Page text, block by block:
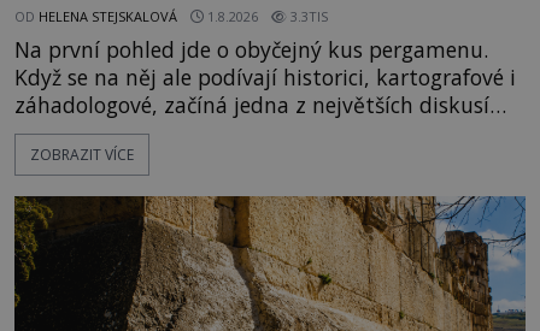
OD HELENA STEJSKALOVÁ 1.8.2026 3.3TIS
Na první pohled jde o obyčejný kus pergamenu.
Když se na něj ale podívají historici, kartografové i
záhadologové, začíná jedna z největších diskusí
moderní historie. Osmanský admirál Piri Reis roku
1513 kreslí mapu světa, která překvapuje
ní vidí důkaz ztracené civilizace nebo dokonce
znalost Antarktidy dávno před jejím objevením.
Jiní tvrdí,
ZOBRAZIT VÍCE